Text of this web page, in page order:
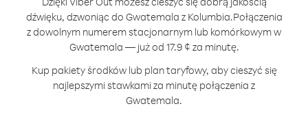
dźwięku, dzwoniąc do Gwatemala z Kolumbia.Połączenia
z dowolnym numerem stacjonarnym lub komórkowym w
Gwatemala — już od 17.9 ¢ za minutę.
Kup pakiety środków lub plan taryfowy, aby cieszyć się
najlepszymi stawkami za minutę połączenia z
Gwatemala.